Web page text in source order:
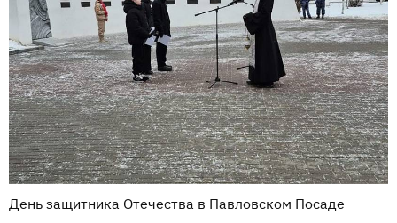
День защитника Отечества в Павловском Посаде